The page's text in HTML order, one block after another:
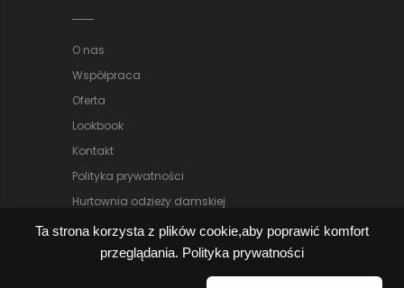
Ta strona korzysta z plików cookie,aby poprawić komfort
przeglądania. Polityka prywatności
O nas
Współpraca
Oferta
Lookbook
Kontakt
Polityka prywatności
Hurtownia odzieży damskiej